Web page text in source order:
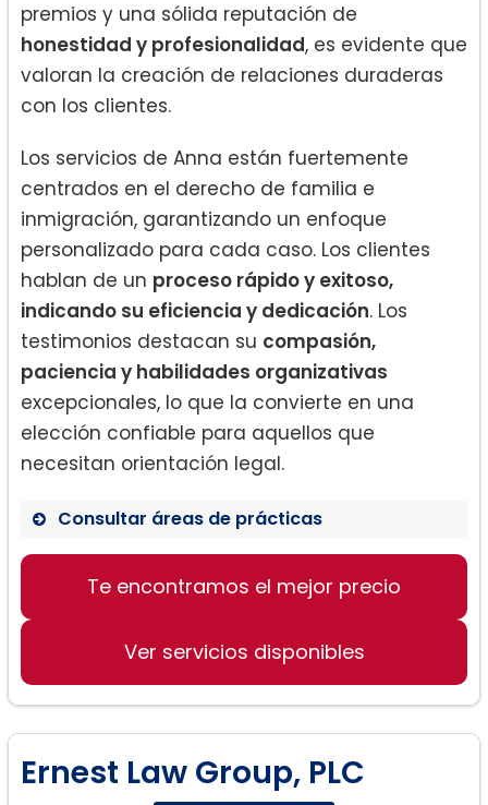
premios y una sólida reputación de
honestidad y profesionalidad, es evidente que
valoran la creación de relaciones duraderas
con los clientes.
Los servicios de Anna están fuertemente
centrados en el derecho de familia e
inmigración, garantizando un enfoque
personalizado para cada caso. Los clientes
hablan de un proceso rápido y exitoso,
indicando su eficiencia y dedicación. Los
testimonios destacan su compasión,
paciencia y habilidades organizativas
excepcionales, lo que la convierte en una
elección confiable para aquellos que
necesitan orientación legal.
Consultar áreas de prácticas
Derecho de familia
Inmigración
Te encontramos el mejor precio
Ver servicios disponibles
Ernest Law Group, PLC